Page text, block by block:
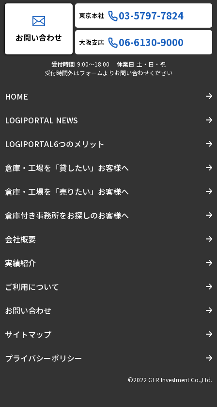
お問い合わせ
東京本社 03-5797-7824
大阪支店 06-6130-9000
受付時間 9:00〜18:00 休業日 土・日・祝
受付時間外はフォームよりお問い合わせください
HOME
LOGIPORTAL NEWS
LOGIPORTAL6つのメリット
倉庫・工場を「貸したい」お客様へ
倉庫・工場を「売りたい」お客様へ
倉庫付き事務所をお探しのお客様へ
会社概要
実績紹介
ご利用について
お問い合わせ
サイトマップ
プライバシーポリシー
©2022 GLR Investment Co.,Ltd.